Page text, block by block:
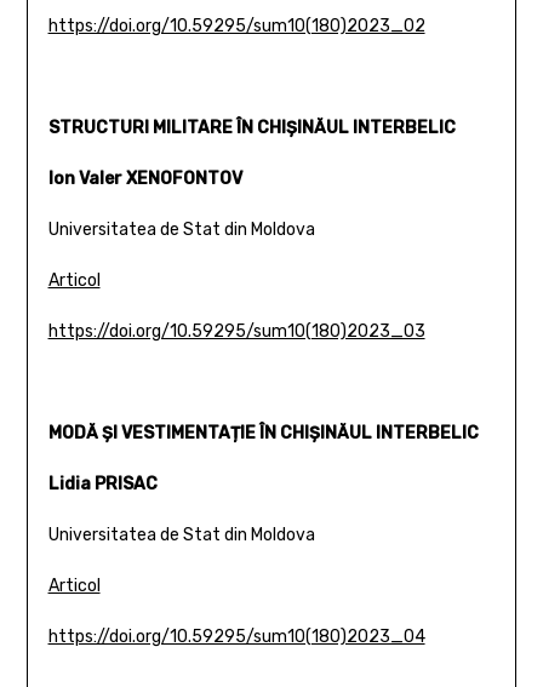
https://doi.org/10.59295/sum10(180)2023_02
STRUCTURI MILITARE ÎN CHIȘINĂUL INTERBELIC
Ion Valer XENOFONTOV
Universitatea de Stat din Moldova
Articol
https://doi.org/10.59295/sum10(180)2023_03
MODĂ ȘI VESTIMENTAȚIE ÎN CHIȘINĂUL INTERBELIC
Lidia PRISAC
Universitatea de Stat din Moldova
Articol
https://doi.org/10.59295/sum10(180)2023_04